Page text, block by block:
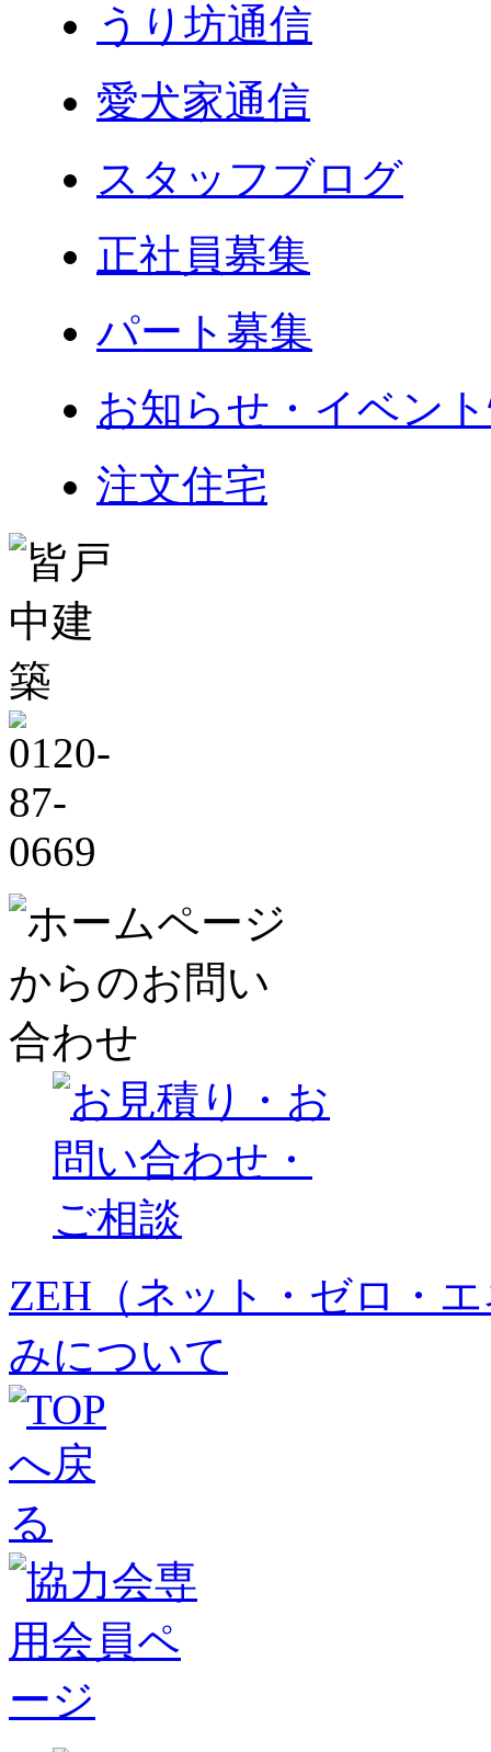
うり坊通信
愛犬家通信
スタッフブログ
正社員募集
パート募集
お知らせ・イベン
注文住宅
ZEH（ネット・ゼロ・
みについて